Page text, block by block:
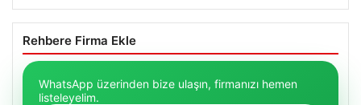
Rehbere Firma Ekle
WhatsApp üzerinden bize ulaşın, firmanızı hemen
listeleyelim.